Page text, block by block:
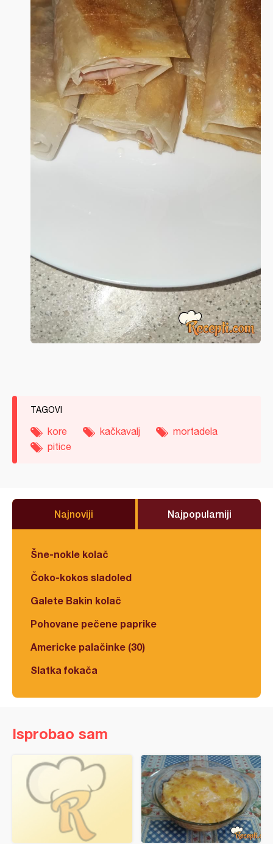
TAGOVI
kore kačkavalj
mortadela
pitice
Najnoviji Najpopularniji
Šne-nokle kolač
Čoko-kokos sladoled
Galete Bakin kolač
Pohovane pečene paprike
Americke palačinke (30)
Slatka fokača
Isprobao sam